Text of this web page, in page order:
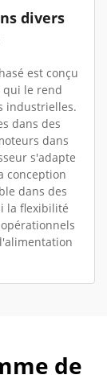
divers
est conçu
qui le rend
industrielles.
dans des
dans
s'adapte
conception
dans des
la flexibilité
de